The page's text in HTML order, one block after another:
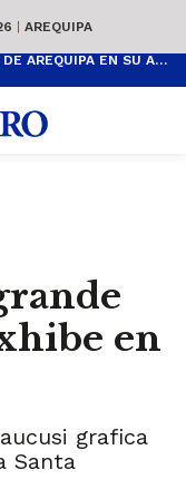
| AREQUIPA
ACTIVIDADES GRATUITAS PARA DISFRUTAR DE AREQUIPA EN SU ANIVERSARIO
en
grafica
Santa